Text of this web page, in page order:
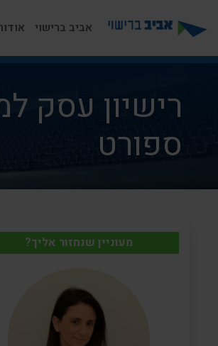
לתוכן
אביב ברישוי
רישיון עסק
ספורט
מעוניין שנחזור אליך?